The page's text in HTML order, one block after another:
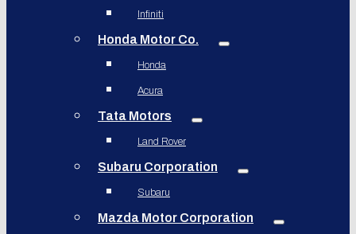
Infiniti
Honda Motor Co.
Honda
Acura
Tata Motors
Land Rover
Subaru Corporation
Subaru
Mazda Motor Corporation